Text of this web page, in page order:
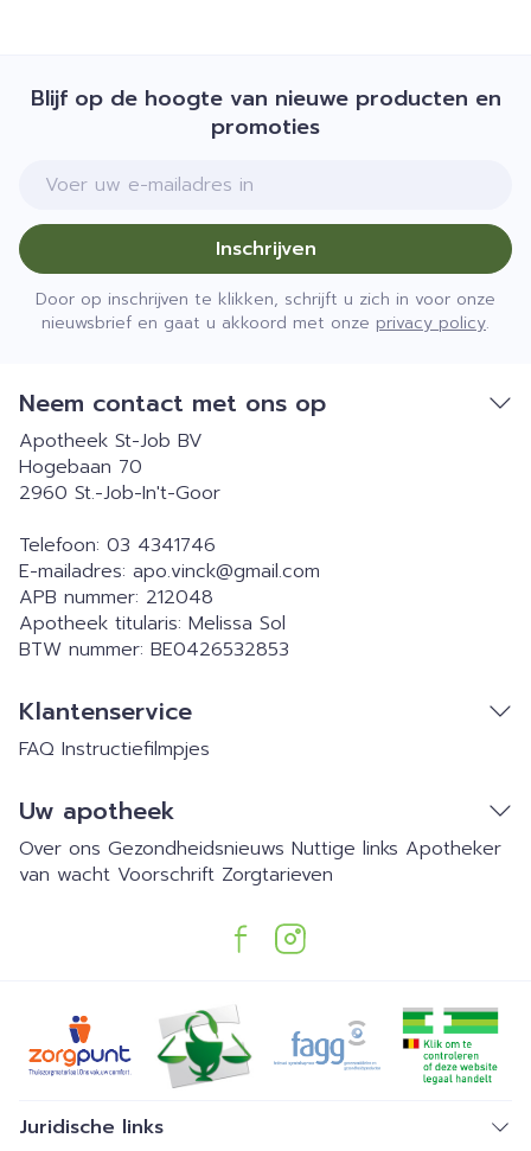
Blijf op de hoogte van nieuwe producten en
promoties
E-mail adres
Inschrijven
Door op inschrijven te klikken, schrijft u zich in voor onze
nieuwsbrief en gaat u akkoord met onze privacy policy.
Neem contact met ons op
Apotheek St-Job BV
Hogebaan 70
2960 St.-Job-In't-Goor
Telefoon: 03 4341746
E-mailadres: apo.vinck@gmail.com
APB nummer: 212048
Apotheek titularis: Melissa Sol
BTW nummer: BE0426532853
Klantenservice
FAQ Instructiefilmpjes
Uw apotheek
Over ons Gezondheidsnieuws Nuttige links Apotheker
van wacht Voorschrift Zorgtarieven
Juridische links